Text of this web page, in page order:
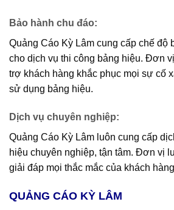
Bảo hành chu đáo:
Quảng Cáo Kỳ Lâm cung cấp chế độ
cho dịch vụ thi công bảng hiệu. Đơn
trợ khách hàng khắc phục mọi sự cố
sử dụng bảng hiệu.
Dịch vụ chuyên nghiệp:
Quảng Cáo Kỳ Lâm luôn cung cấp
hiệu chuyên nghiệp, tận tâm. Đơn vị
giải đáp mọi thắc mắc của khách
QUẢNG CÁO KỲ LÂM